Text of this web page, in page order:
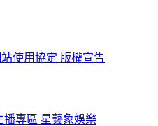
使用協定 版權宣告
播專區 星藝象娛樂